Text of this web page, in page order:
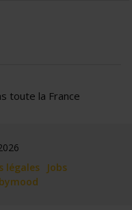
toute la France
légales
Jobs